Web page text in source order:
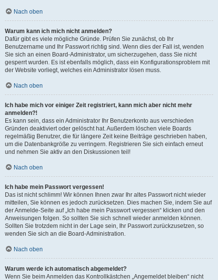
Nach oben
Warum kann ich mich nicht anmelden?
Dafür gibt es viele mögliche Gründe. Prüfen Sie zunächst, ob Ihr
Benutzername und Ihr Passwort richtig sind. Wenn dies der Fall ist, wenden
Sie sich an einen Board-Administrator, um sicherzugehen, dass Sie nicht
gesperrt wurden. Es ist ebenfalls möglich, dass ein Konfigurationsproblem mit
der Website vorliegt, welches ein Administrator lösen muss.
Nach oben
Ich habe mich vor einiger Zeit registriert, kann mich aber nicht mehr
anmelden?!
Es kann sein, dass ein Administrator Ihr Benutzerkonto aus verschieden
Gründen deaktiviert oder gelöscht hat. Außerdem löschen viele Boards
regelmäßig Benutzer, die für längere Zeit keine Beiträge geschrieben haben,
um die Datenbankgröße zu verringern. Registrieren Sie sich einfach erneut
und nehmen Sie aktiv an den Diskussionen teil!
Nach oben
Ich habe mein Passwort vergessen!
Das ist nicht schlimm! Wir können Ihnen zwar Ihr altes Passwort nicht wieder
mitteilen, Sie können es jedoch zurücksetzen. Dies machen Sie, indem Sie auf
der Anmelde-Seite auf „Ich habe mein Passwort vergessen“ klicken und den
Anweisungen folgen. So sollten Sie sich schnell wieder anmelden können.
Sollten Sie trotzdem nicht in der Lage sein, Ihr Passwort zurückzusetzen, so
wenden Sie sich an die Board-Administration.
Nach oben
Warum werde ich automatisch abgemeldet?
Wenn Sie beim Anmelden das Kontrollkästchen „Angemeldet bleiben“ nicht